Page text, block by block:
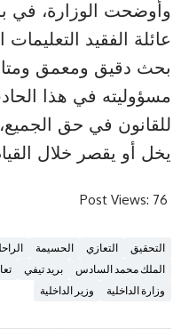
في بلاغ، أن
التعليمات الملكية
ومعمق ومتابعة كل
في هذا الحادث، مع
في حق الجميع،
خلال القيام
Post
التعازي الحسيمة الراحل الفقيد
السادس
بريد تيفي تعازي محسن
وزير الداخلية